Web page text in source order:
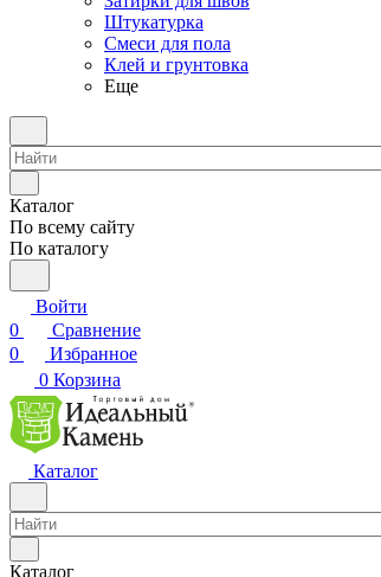
Штукатурка
Смеси для пола
Клей и грунтовка
Еще
Каталог
По всему сайту
По каталогу
Войти
0
Сравнение
0
Избранное
0 Корзина
Каталог
Каталог